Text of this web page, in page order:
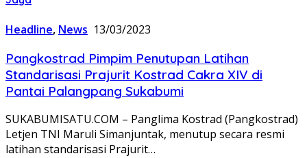
Headline, News 13/03/2023
Pangkostrad Pimpim Penutupan Latihan
Standarisasi Prajurit Kostrad Cakra XIV di
Pantai Palangpang Sukabumi
SUKABUMISATU.COM – Panglima Kostrad (Pangkostrad)
Letjen TNI Maruli Simanjuntak, menutup secara resmi
latihan standarisasi Prajurit…